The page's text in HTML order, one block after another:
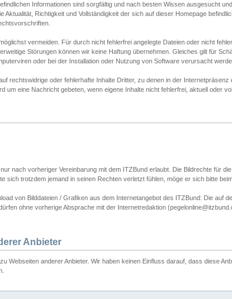
Informationen sind sorgfältig und nach besten Wissen ausgesucht
Aktualität, Richtigkeit und Vollständigkeit der sich auf dieser Homepage
vermeiden. Für durch nicht fehlerfrei angelegte Dateien oder nicht
Störungen können wir keine Haftung übernehmen. Gleiches gilt für
oder bei der Installation oder Nutzung von Software verursacht
rechtswidrige oder fehlerhafte Inhalte Dritter, zu denen in der Internetpräsenz
um eine Nachricht gebeten, wenn eigene Inhalte nicht fehlerfrei, aktuell oder
nach vorheriger Vereinbarung mit dem ITZBund erlaubt. Die Bildrechte für
sich trotzdem jemand in seinen Rechten verletzt fühlen, möge er sich bitte
von Bilddateien / Grafiken aus dem Internetangebot des ITZBund: Die auf
ohne vorherige Absprache mit der Internetredaktion
Anbieter
Webseiten anderer Anbieter. Wir haben keinen Einfluss darauf, dass diese